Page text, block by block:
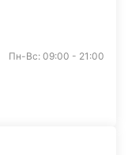
Пн-Вс: 09:00 - 21:00